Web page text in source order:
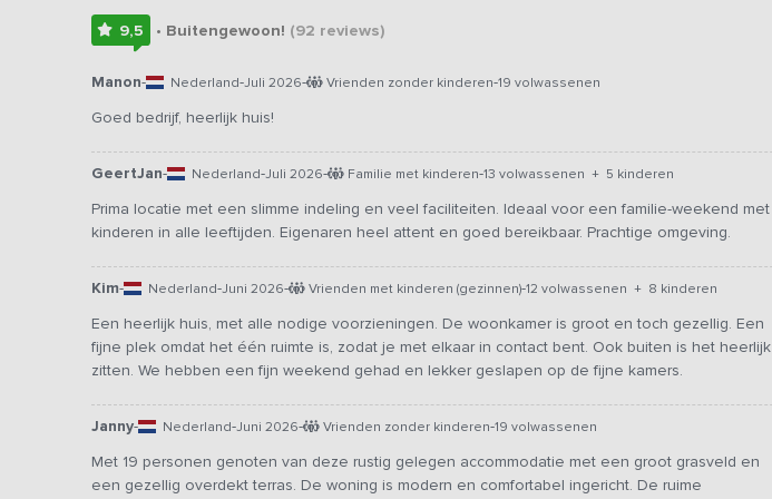
9,5 • Buitengewoon! (92 reviews)
Manon- Nederland-Juli 2026- Vrienden zonder kinderen-19 volwassenen
Goed bedrijf, heerlijk huis!
GeertJan- Nederland-Juli 2026- Familie met kinderen-13 volwassenen + 5 kinderen
Prima locatie met een slimme indeling en veel faciliteiten. Ideaal voor een familie-weekend met
kinderen in alle leeftijden. Eigenaren heel attent en goed bereikbaar. Prachtige omgeving.
Kim- Nederland-Juni 2026- Vrienden met kinderen (gezinnen)-12 volwassenen + 8 kinderen
Een heerlijk huis, met alle nodige voorzieningen. De woonkamer is groot en toch gezellig. Een
fijne plek omdat het één ruimte is, zodat je met elkaar in contact bent. Ook buiten is het heerlijk
zitten. We hebben een fijn weekend gehad en lekker geslapen op de fijne kamers.
Janny- Nederland-Juni 2026- Vrienden zonder kinderen-19 volwassenen
Met 19 personen genoten van deze rustig gelegen accommodatie met een groot grasveld en
een gezellig overdekt terras. De woning is modern en comfortabel ingericht. De ruime